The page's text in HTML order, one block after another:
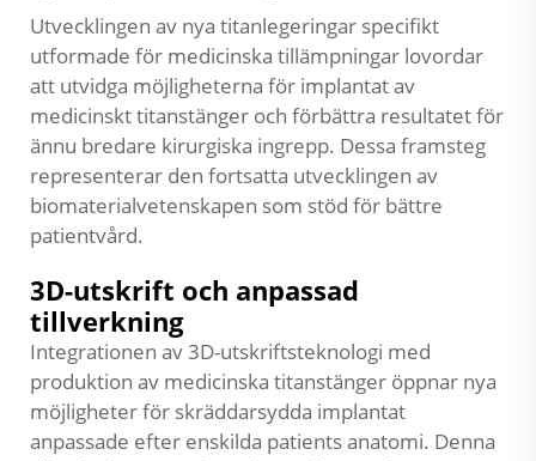
Utvecklingen av nya titanlegeringar specifikt
utformade för medicinska tillämpningar lovordar
att utvidga möjligheterna för implantat av
medicinskt titanstänger och förbättra resultatet för
ännu bredare kirurgiska ingrepp. Dessa framsteg
representerar den fortsatta utvecklingen av
biomaterialvetenskapen som stöd för bättre
patientvård.
3D-utskrift och anpassad
tillverkning
Integrationen av 3D-utskriftsteknologi med
produktion av medicinska titanstänger öppnar nya
möjligheter för skräddarsydda implantat
anpassade efter enskilda patients anatomi. Denna